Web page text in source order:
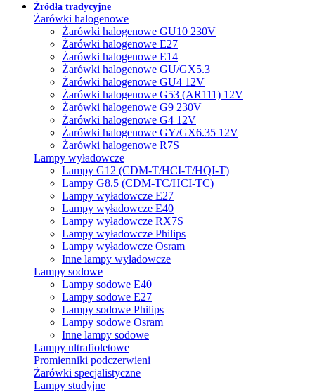
Źródła tradycyjne
Żarówki halogenowe
Żarówki halogenowe GU10 230V
Żarówki halogenowe E27
Żarówki halogenowe E14
Żarówki halogenowe GU/GX5.3
Żarówki halogenowe GU4 12V
Żarówki halogenowe G53 (AR111) 12V
Żarówki halogenowe G9 230V
Żarówki halogenowe G4 12V
Żarówki halogenowe GY/GX6.35 12V
Żarówki halogenowe R7S
Lampy wyładowcze
Lampy G12 (CDM-T/HCI-T/HQI-T)
Lampy G8.5 (CDM-TC/HCI-TC)
Lampy wyładowcze E27
Lampy wyładowcze E40
Lampy wyładowcze RX7S
Lampy wyładowcze Philips
Lampy wyładowcze Osram
Inne lampy wyładowcze
Lampy sodowe
Lampy sodowe E40
Lampy sodowe E27
Lampy sodowe Philips
Lampy sodowe Osram
Inne lampy sodowe
Lampy ultrafioletowe
Promienniki podczerwieni
Żarówki specjalistyczne
Lampy studyjne